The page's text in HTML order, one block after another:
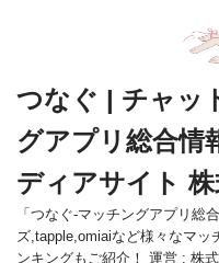
テ
ン
へ
ス
キ
つなぐ | チャッ
グアプリ総合情
ディアサイト
「つなぐ-マッチングアプリ総
ズ,tapple,omiaiなど様々なマッ
ンキングもご紹介！ 運営 : 株